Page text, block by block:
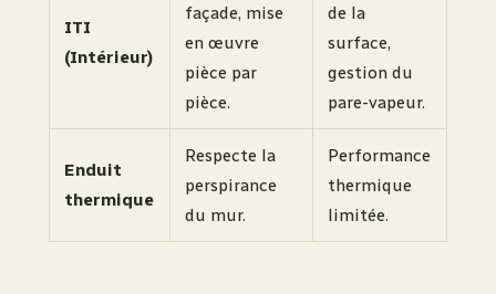
ITI
(Intérieur)
façade, mise
en œuvre
pièce par
pièce.
de la
surface,
gestion du
pare-vapeur.
Enduit
thermique
Respecte la
perspirance
du mur.
Performance
thermique
limitée.